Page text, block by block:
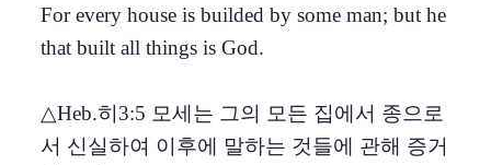
For every house is builded by some man; but he
that built all things is God.
△Heb.히3:5 모세는 그의 모든 집에서 종으로
서 신실하여 이후에 말하는 것들에 관해 증거